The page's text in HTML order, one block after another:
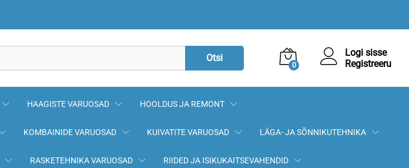
Otsi
0
Logi sisse
Registreeru
HAAGISTE VARUOSAD HOOLDUS JA REMONT
KOMBAINIDE VARUOSAD KUIVATITE VARUOSAD LÄGA- JA SÕNNIKUTEHNIKA
RASKETEHNIKA VARUOSAD RIIDED JA ISIKUKAITSEVAHENDID